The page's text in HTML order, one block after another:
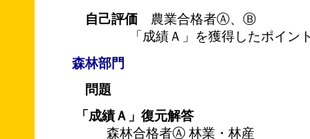
自己評価 農業合格者Ⓐ、Ⓑ
「成績Ａ」を獲得したポイン
森林部門
問題
「成績Ａ」復元解答
森林合格者Ⓐ 林業・林産